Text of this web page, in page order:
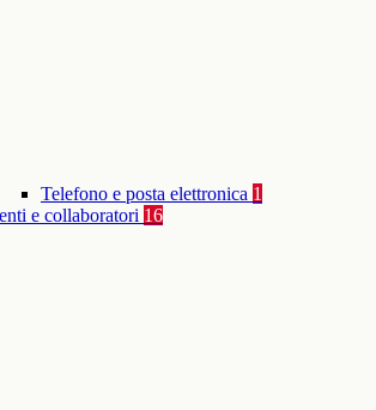
Telefono e posta elettronica 1
e collaboratori 16